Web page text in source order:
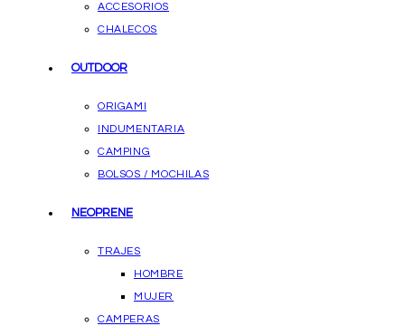
ACCESORIOS
CHALECOS
OUTDOOR
ORIGAMI
INDUMENTARIA
CAMPING
BOLSOS / MOCHILAS
NEOPRENE
TRAJES
HOMBRE
MUJER
CAMPERAS